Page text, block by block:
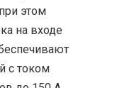
этом
на входе
с током